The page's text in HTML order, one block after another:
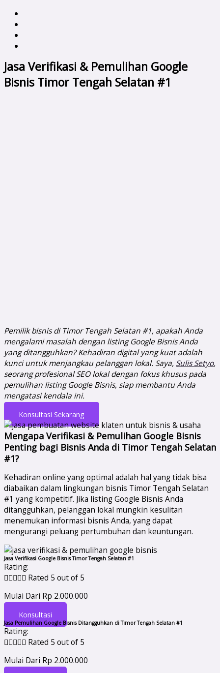
Jasa Verifikasi & Pemulihan Google
Bisnis Timor Tengah Selatan #1
Pemilik bisnis di Timor Tengah Selatan #1, apakah Anda
mengalami masalah dengan listing Google Bisnis Anda
yang ditangguhkan? Kehadiran digital yang kuat adalah
kunci untuk menjangkau pelanggan lokal. Saya, Sulis Setyo,
seorang profesional SEO lokal dengan fokus khusus pada
pemulihan listing Google Bisnis, siap membantu Anda
mengatasi kendala ini.
Konsultasi Sekarang
Mengapa Verifikasi & Pemulihan Google Bisnis
Penting bagi Bisnis Anda di Timor Tengah Selatan
#1?
Kehadiran online yang optimal adalah hal yang tidak bisa
diabaikan dalam lingkungan bisnis Timor Tengah Selatan
#1 yang kompetitif. Jika listing Google Bisnis Anda
ditangguhkan, pelanggan lokal mungkin kesulitan
menemukan informasi bisnis Anda, yang dapat
mengurangi peluang pertumbuhan dan keuntungan.
Jasa Verifikasi Google Bisnis Timor Tengah Selatan #1
Rating:
 Rated 5 out of 5
Mulai Dari Rp 2.000.000
Konsultasi
Jasa Pemulihan Google Bisnis Ditangguhkan di Timor Tengah Selatan #1
Rating:
 Rated 5 out of 5
Mulai Dari Rp 2.000.000